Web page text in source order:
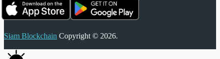
Siam Blockchain Copyright © 2026.